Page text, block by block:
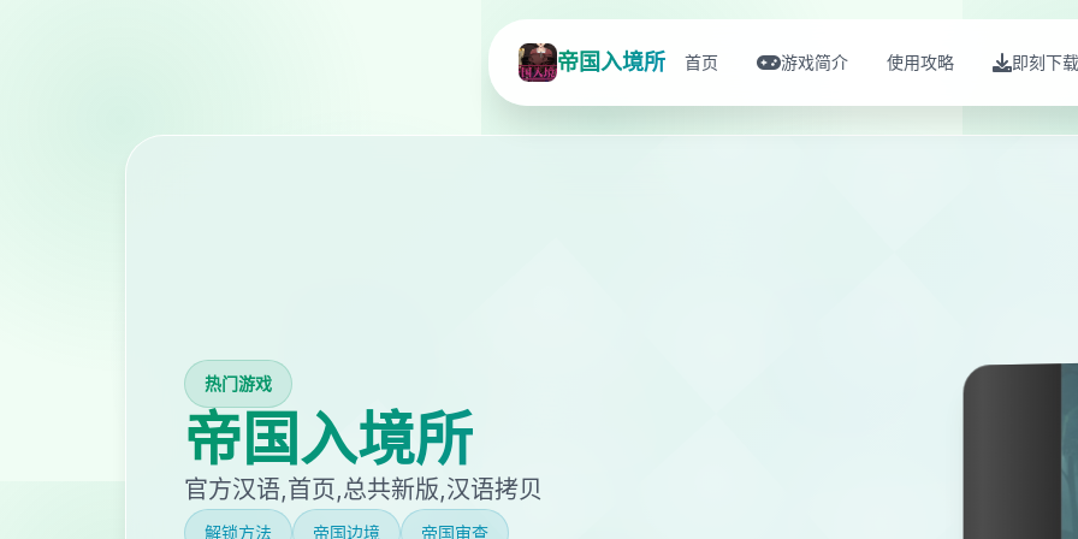
帝国入境所 首页 游戏简介 使用攻略 即刻下载
热门游戏
帝国入境所
官方汉语,首页,总共新版,汉语拷贝
解锁方法 帝国边境 帝国审查